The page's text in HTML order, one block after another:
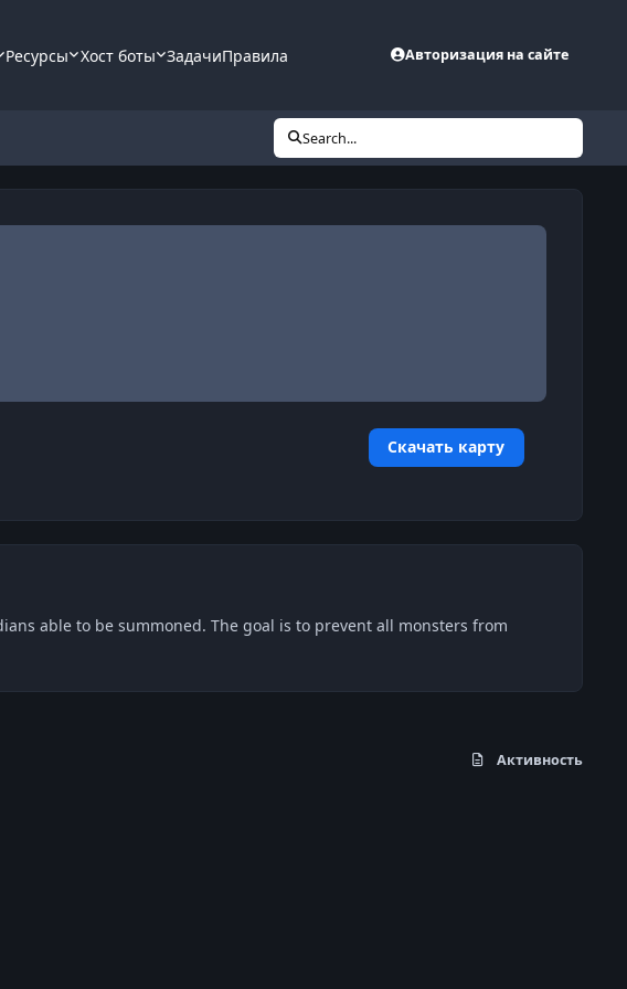
Ресурсы Хост боты ЗадачиПравила Авторизация на сайте
Search...
Скачать карту
able to be summoned. The goal is to prevent all monsters from
Активность